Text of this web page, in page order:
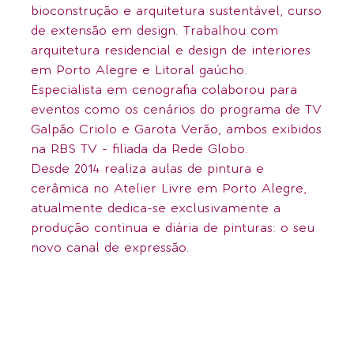
bioconstrução e arquitetura sustentável, curso
de extensão em design. Trabalhou com
arquitetura residencial e design de interiores
em Porto Alegre e Litoral gaúcho.
Especialista em cenografia colaborou para
eventos como os cenários do programa de TV
Galpão Criolo e Garota Verão, ambos exibidos
na RBS TV - filiada da Rede Globo.
Desde 2014 realiza aulas de pintura e
cerâmica no Atelier Livre em Porto Alegre,
atualmente dedica-se exclusivamente a
produção continua e diária de pinturas: o seu
novo canal de expressão.